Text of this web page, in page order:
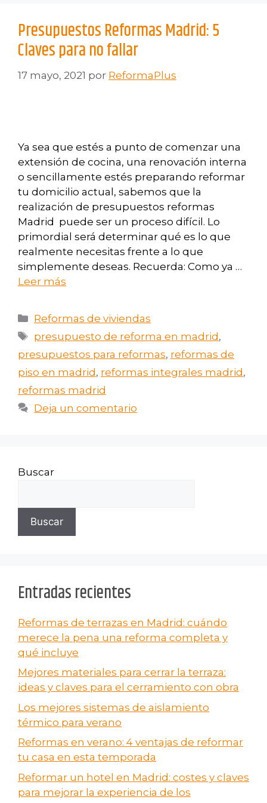
Presupuestos Reformas Madrid: 5
Claves para no fallar
17 mayo, 2021 por ReformaPlus
Ya sea que estés a punto de comenzar una
extensión de cocina, una renovación interna
o sencillamente estés preparando reformar
tu domicilio actual, sabemos que la
realización de presupuestos reformas
Madrid puede ser un proceso difícil. Lo
primordial será determinar qué es lo que
realmente necesitas frente a lo que
simplemente deseas. Recuerda: Como ya …
Leer más
Reformas de viviendas
presupuesto de reforma en madrid,
presupuestos para reformas, reformas de
piso en madrid, reformas integrales madrid,
reformas madrid
Deja un comentario
Buscar
Buscar
Entradas recientes
Reformas de terrazas en Madrid: cuándo
merece la pena una reforma completa y
qué incluye
Mejores materiales para cerrar la terraza:
ideas y claves para el cerramiento con obra
Los mejores sistemas de aislamiento
térmico para verano
Reformas en verano​: 4 ventajas de reformar
tu casa en esta temporada
Reformar un hotel en Madrid: costes y claves
para mejorar la experiencia de los